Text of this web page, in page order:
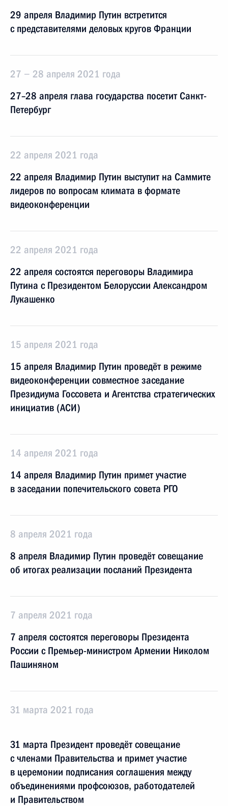
29 апреля Владимир Путин встретится
с представителями деловых кругов Франции
27 − 28 апреля 2021 года
27–28 апреля глава государства посетит Санкт-
Петербург
22 апреля 2021 года
22 апреля Владимир Путин выступит на Саммите
лидеров по вопросам климата в формате
видеоконференции
22 апреля 2021 года
22 апреля состоятся переговоры Владимира
Путина с Президентом Белоруссии Александром
Лукашенко
15 апреля 2021 года
15 апреля Владимир Путин проведёт в режиме
видеоконференции совместное заседание
Президиума Госсовета и Агентства стратегических
инициатив (АСИ)
14 апреля 2021 года
14 апреля Владимир Путин примет участие
в заседании попечительского совета РГО
8 апреля 2021 года
8 апреля Владимир Путин проведёт совещание
об итогах реализации посланий Президента
7 апреля 2021 года
7 апреля состоятся переговоры Президента
России с Премьер-министром Армении Николом
Пашиняном
31 марта 2021 года
31 марта Президент проведёт совещание
с членами Правительства и примет участие
в церемонии подписания соглашения между
объединениями профсоюзов, работодателей
и Правительством